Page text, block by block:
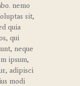
nemo
sit,
quia
qui
neque
ipsum,
adipisci
modi